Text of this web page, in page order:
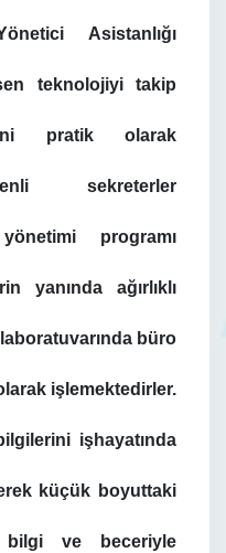
Asistanlığı
teknolojiyi takip
pratik olarak
sekreterler
programı
yanında ağırlıklı
büro
işlemektedirler.
işhayatında
küçük boyuttaki
ve beceriyle